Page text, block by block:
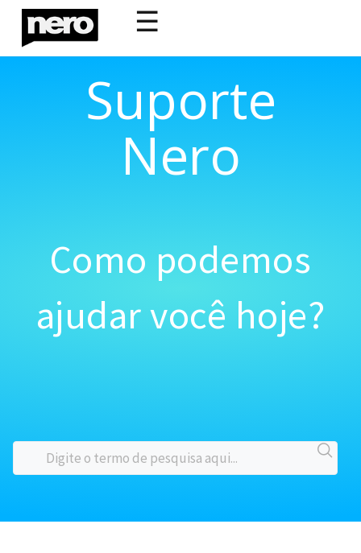
☰
Suporte
Nero
Como podemos
ajudar você hoje?